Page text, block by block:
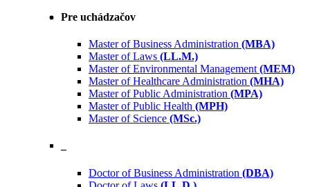
Pre uchádzačov
Master of Business Administration (MBA)
Master of Laws (LL.M.)
Master of Environmental Management (MEM)
Master of Healthcare Administration (MHA)
Master of Public Administration (MPA)
Master of Public Health (MPH)
Master of Science (MSc.)
Doctor of Business Administration (DBA)